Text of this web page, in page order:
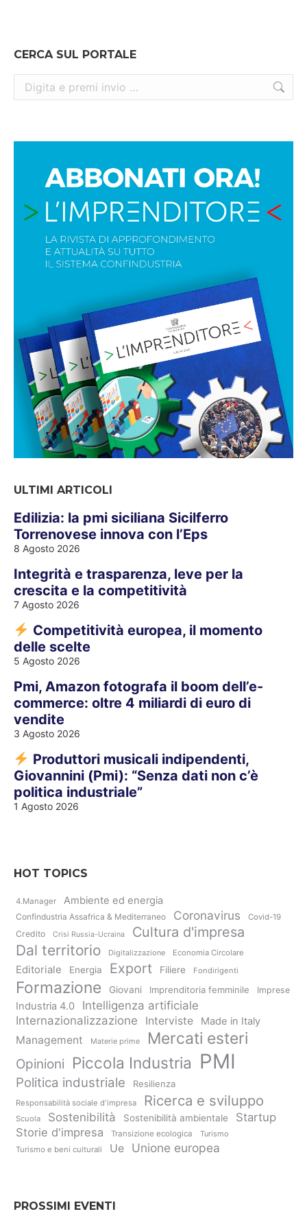
CERCA SUL PORTALE
Cerca:
ULTIMI ARTICOLI
Edilizia: la pmi siciliana Sicilferro
Torrenovese innova con l’Eps
8 Agosto 2026
Integrità e trasparenza, leve per la
crescita e la competitività
7 Agosto 2026
Competitività europea, il momento
delle scelte
5 Agosto 2026
Pmi, Amazon fotografa il boom dell’e-
commerce: oltre 4 miliardi di euro di
vendite
3 Agosto 2026
Produttori musicali indipendenti,
Giovannini (Pmi): “Senza dati non c’è
politica industriale”
1 Agosto 2026
HOT TOPICS
4.Manager Ambiente ed energia
Confindustria Assafrica & Mediterraneo Coronavirus Covid-19
Credito Crisi Russia-Ucraina Cultura d'impresa
Dal territorio Digitalizzazione Economia Circolare
Editoriale Energia Export Filiere Fondirigenti
Formazione Giovani Imprenditoria femminile Imprese
Industria 4.0
Intelligenza artificiale
Internazionalizzazione
Interviste Made in Italy
Management Materie prime Mercati esteri
Opinioni Piccola Industria PMI
Politica industriale Resilienza
Responsabilità sociale d'impresa Ricerca e sviluppo
Scuola Sostenibilità Sostenibilità ambientale
Startup
Storie d'impresa
Transizione ecologica
Turismo
Turismo e beni culturali
Ue Unione europea
PROSSIMI EVENTI